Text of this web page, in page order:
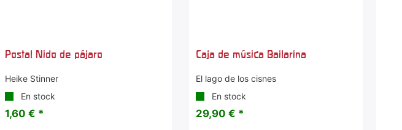
Postal Nido de pájaro
Heike Stinner
En stock
1,60 € *
Caja de música Bailarina
El lago de los cisnes
En stock
29,90 € *